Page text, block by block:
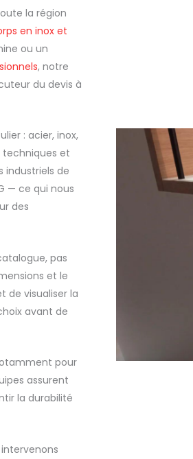
la région
en inox et
ou un
, notre
du devis à
: acier, inox,
et
industriels de
— ce qui nous
des
pas
et le
de visualiser la
avant de
pour
assurent
la durabilité